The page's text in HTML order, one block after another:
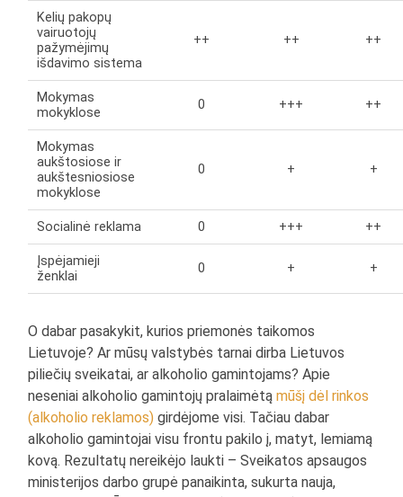
Kelių pakopų
vairuotojų
pažymėjimų
išdavimo sistema
++ ++ ++
Mokymas
mokyklose
0 +++ ++
Mokymas
aukštosiose ir
aukštesniosiose
mokyklose
0 + +
Socialinė reklama 0 +++ ++
Įspėjamieji
ženklai
0 + +
O dabar pasakykit, kurios priemonės taikomos
Lietuvoje? Ar mūsų valstybės tarnai dirba Lietuvos
piliečių sveikatai, ar alkoholio gamintojams? Apie
neseniai alkoholio gamintojų pralaimėtąmūšį dėl rinkos
(alkoholio reklamos) girdėjome visi. Tačiau dabar
alkoholio gamintojai visu frontu pakilo į, matyt, lemiamą
kovą. Rezultatų nereikėjo laukti – Sveikatos apsaugos
ministerijos darbo grupė panaikinta, sukurta nauja,